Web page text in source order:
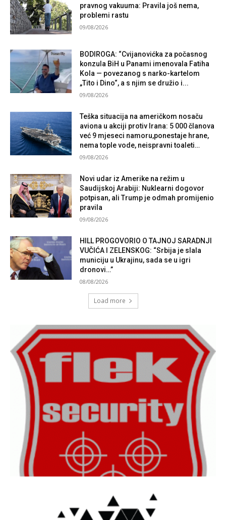
pravnog vakuuma: Pravila još nema,
problemi rastu
09/08/2026
BODIROGA: “Cvijanovićka za počasnog
konzula BiH u Panami imenovala Fatiha
Kola — povezanog s narko-kartelom
„Tito i Dino“, a s njim se družio i...
09/08/2026
Teška situacija na američkom nosaču
aviona u akciji protiv Irana: 5 000 članova
već 9 mjeseci namoru,ponestaje hrane,
nema tople vode, neispravni toaleti…
09/08/2026
Novi udar iz Amerike na režim u
Saudijskoj Arabiji: Nuklearni dogovor
potpisan, ali Trump je odmah promijenio
pravila
09/08/2026
HILL PROGOVORIO O TAJNOJ SARADNJI
VUČIĆA I ZELENSKOG: “Srbija je slala
municiju u Ukrajinu, sada se u igri
dronovi…”
08/08/2026
Load more